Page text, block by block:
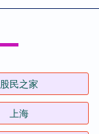
股民之家
上海